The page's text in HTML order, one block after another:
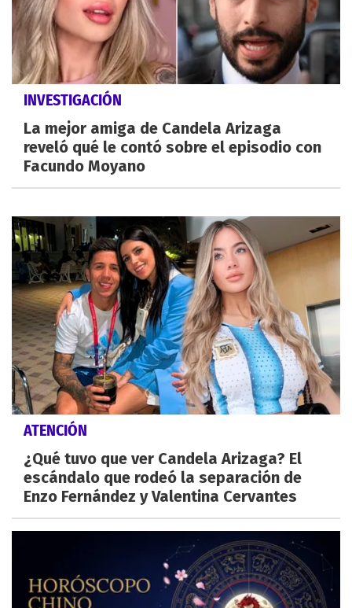
INVESTIGACIÓN
La mejor amiga de Candela Arizaga
reveló qué le contó sobre el episodio con
Facundo Moyano
ATENCIÓN
¿Qué tuvo que ver Candela Arizaga? El
escándalo que rodeó la separación de
Enzo Fernández y Valentina Cervantes